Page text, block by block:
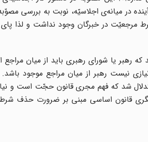
در میانه‌ی اجلاسیّه، نوبت به بررسی
مرجعیّت در خبرگان وجود نداشت و لذا پای
رهبر یا شورای رهبری باید از میان
نیست رهبر از میان مراجع موجود باشد.
شد که فهم مجری قانون حجّت است و
قانون اساسی مبنی بر ضرورت حذف